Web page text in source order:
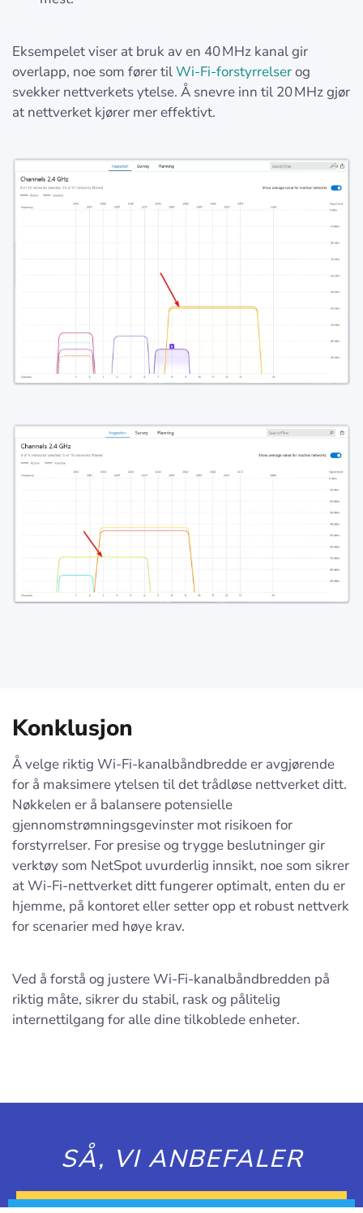
Eksempelet viser at bruk av en 40 MHz kanal gir
overlapp, noe som fører tilWi-Fi-forstyrrelserog
svekker nettverkets ytelse. Å snevre inn til 20 MHz gjør
at nettverket kjører mer effektivt.
Konklusjon
Å velge riktig Wi-Fi-kanalbåndbredde er avgjørende
for å maksimere ytelsen til det trådløse nettverket ditt.
Nøkkelen er å balansere potensielle
gjennomstrømningsgevinster mot risikoen for
forstyrrelser. For presise og trygge beslutninger gir
verktøy som NetSpot uvurderlig innsikt, noe som sikrer
at Wi-Fi-nettverket ditt fungerer optimalt, enten du er
hjemme, på kontoret eller setter opp et robust nettverk
for scenarier med høye krav.
Ved å forstå og justere Wi-Fi-kanalbåndbredden på
riktig måte, sikrer du stabil, rask og pålitelig
internettilgang for alle dine tilkoblede enheter.
SÅ, VI ANBEFALER